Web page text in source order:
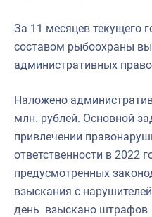
За 11 месяцев текущего
составом рыбоохраны
административных
Наложено
млн. рублей. Основной
привлечении
ответственности в 2022
предусмотренных
взыскания с
день взыскано штрафов